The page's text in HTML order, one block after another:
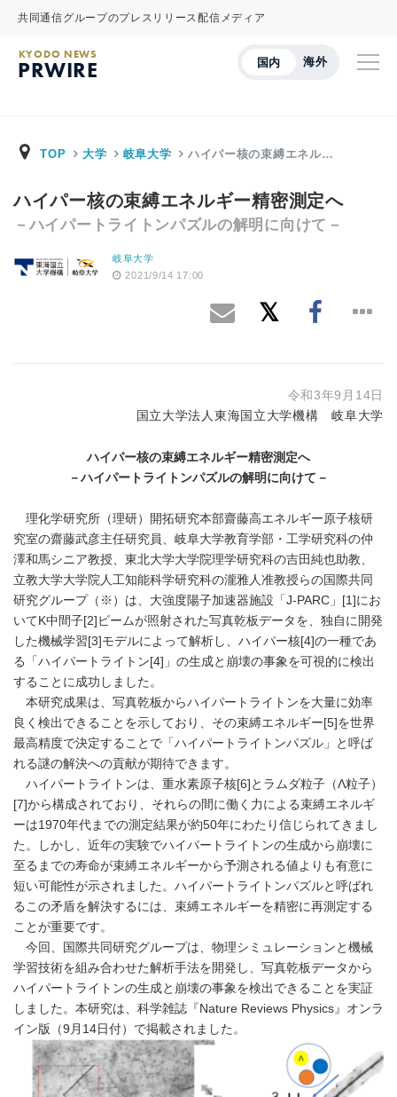
共同通信グループのプレスリリース配信メディア
国内 海外
KYODO NEWS
PRWIRE
TOP 大学 岐阜大学 ハイパー核の束縛エネル…
ハイパー核の束縛エネルギー精密測定へ
－ハイパートライトンパズルの解明に向けて－
岐阜大学
2021/9/14 17:00
令和3年9月14日
国立大学法人東海国立大学機構 岐阜大学
ハイパー核の束縛エネルギー精密測定へ
－ハイパートライトンパズルの解明に向けて－
理化学研究所（理研）開拓研究本部齋藤高エネルギー原子核研
究室の齋藤武彦主任研究員、岐阜大学教育学部・工学研究科の仲
澤和馬シニア教授、東北大学大学院理学研究科の吉田純也助教、
立教大学大学院人工知能科学研究科の瀧雅人准教授らの国際共同
研究グループ（※）は、大強度陽子加速器施設「J-PARC」[1]にお
いてK中間子[2]ビームが照射された写真乾板データを、独自に開発
した機械学習[3]モデルによって解析し、ハイパー核[4]の一種であ
る「ハイパートライトン[4]」の生成と崩壊の事象を可視的に検出
することに成功しました。
本研究成果は、写真乾板からハイパートライトンを大量に効率
良く検出できることを示しており、その束縛エネルギー[5]を世界
最高精度で決定することで「ハイパートライトンパズル」と呼ば
れる謎の解決への貢献が期待できます。
ハイパートライトンは、重水素原子核[6]とラムダ粒子（Λ粒子）
[7]から構成されており、それらの間に働く力による束縛エネルギ
ーは1970年代までの測定結果が約50年にわたり信じられてきまし
た。しかし、近年の実験でハイパートライトンの生成から崩壊に
至るまでの寿命が束縛エネルギーから予測される値よりも有意に
短い可能性が示されました。ハイパートライトンパズルと呼ばれ
るこの矛盾を解決するには、束縛エネルギーを精密に再測定する
ことが重要です。
今回、国際共同研究グループは、物理シミュレーションと機械
学習技術を組み合わせた解析手法を開発し、写真乾板データから
ハイパートライトンの生成と崩壊の事象を検出できることを実証
しました。本研究は、科学雑誌『Nature Reviews Physics』オンラ
イン版（9月14日付）で掲載されました。